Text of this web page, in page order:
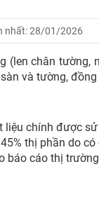
nhất: 28/01/2026
(len chân tường,
và tường,
liệu chính được
thị phần do
báo cáo thị